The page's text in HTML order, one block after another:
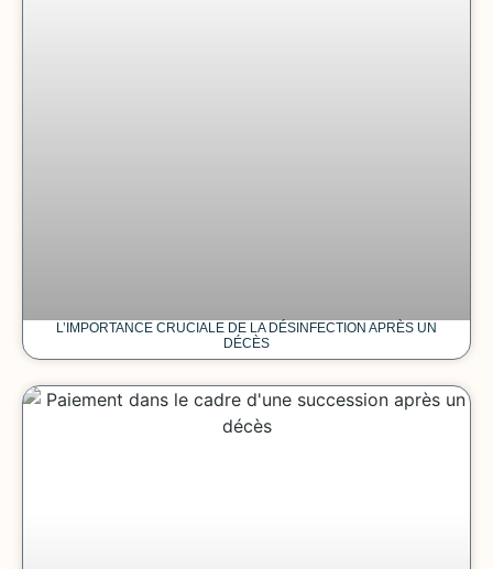
L’IMPORTANCE CRUCIALE DE LA DÉSINFECTION APRÈS UN
DÉCÈS